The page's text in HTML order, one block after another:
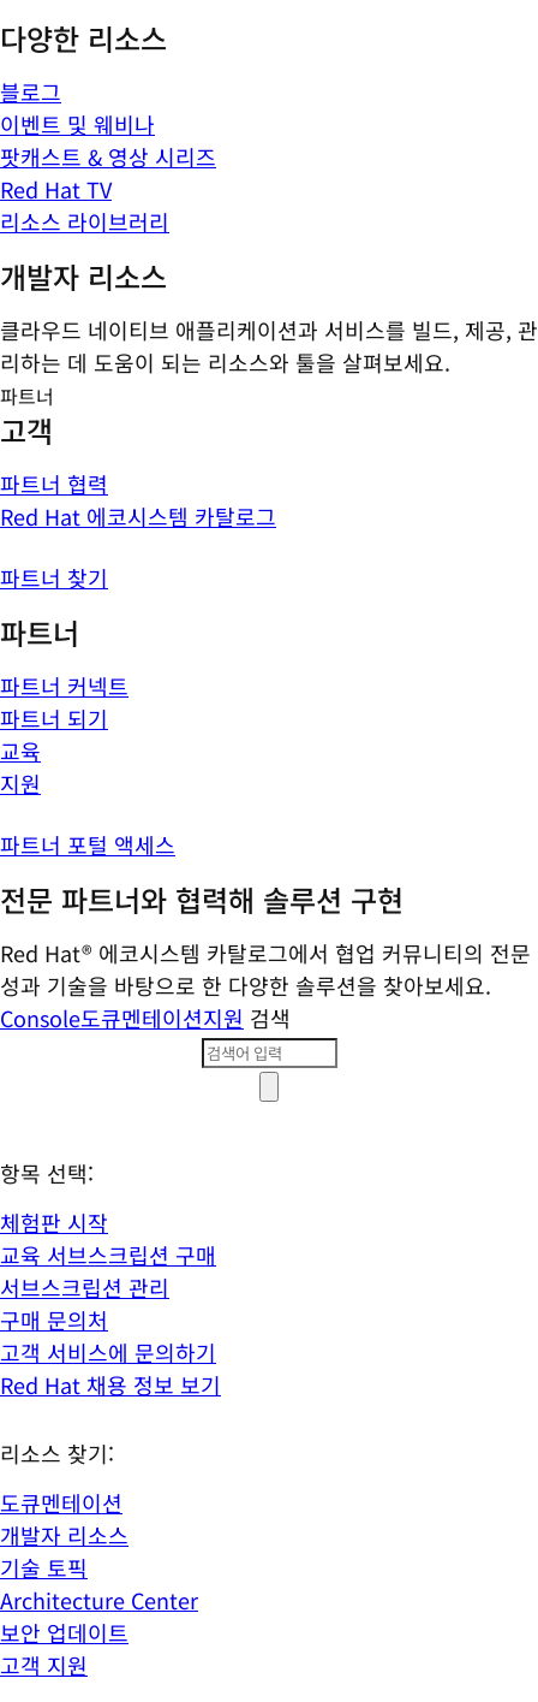
다양한 리소스
블로그
이벤트 및 웨비나
팟캐스트 & 영상 시리즈
Red Hat TV
리소스 라이브러리
개발자 리소스
클라우드 네이티브 애플리케이션과 서비스를 빌드, 제공, 관
리하는 데 도움이 되는 리소스와 툴을 살펴보세요.
파트너
고객
파트너 협력
Red Hat 에코시스템 카탈로그
파트너 찾기
파트너
파트너 커넥트
파트너 되기
교육
지원
파트너 포털 액세스
전문 파트너와 협력해 솔루션 구현
Red Hat® 에코시스템 카탈로그에서 협업 커뮤니티의 전문
성과 기술을 바탕으로 한 다양한 솔루션을 찾아보세요.
Console도큐멘테이션지원 검색
항목 선택:
체험판 시작
교육 서브스크립션 구매
서브스크립션 관리
구매 문의처
고객 서비스에 문의하기
Red Hat 채용 정보 보기
리소스 찾기:
도큐멘테이션
개발자 리소스
기술 토픽
Architecture Center
보안 업데이트
고객 지원